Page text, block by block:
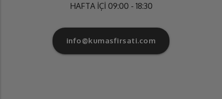
HAFTA İÇİ 09:00 - 18:30
info@kumasfirsati.com